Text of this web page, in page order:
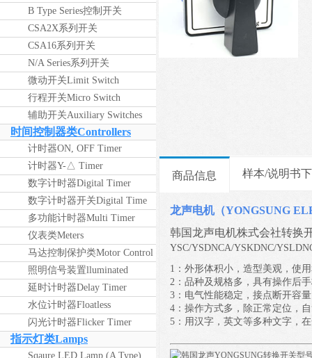
B Type Series控制开关
CSA2X系列开关
CSA16系列开关
N/A Series系列开关
微动开关Limit Switch
行程开关Micro Switch
辅助开关Auxiliary Switches
时间控制器类Controllers
计时器ON, OFF Timer
计时器Y-△ Timer
数字计时器Digital Timer
数字计时器开关Digital Time
Switch
多功能计时器Multi Timer
仪表类Meters
马达控制保护类Motor Control
/ Protection
照明信号装置lluminated
Annunciator Unit
延时计时器Delay Timer
水位计时器Floatless
闪光计时器Flicker Timer
指示灯类Lamps
Sqaure LED Lamp (A Type)
商品信息 样本/说明书
龙声电机（YONGSUNG
韩国龙声电机株式会社转换
YSC/YSDNCA/YSKDNC/
1：外形体积小，造型美观，使
2：品种及规格多，具有操作后
3：电气性能稳定，接点断开容
4：操作方式多，除正常定位，
5：用汉字，英文等多种文字，